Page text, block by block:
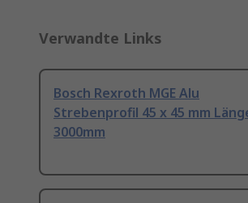
Verwandte Links
Bosch Rexroth MGE Alu
Strebenprofil 45 x 45 mm
3000mm